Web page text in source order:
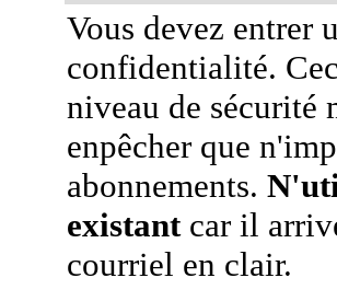
Vous devez entrer
confidentialité.
niveau de sécurité
enpêcher que
abonnements.
existantcar il
courriel en clair.